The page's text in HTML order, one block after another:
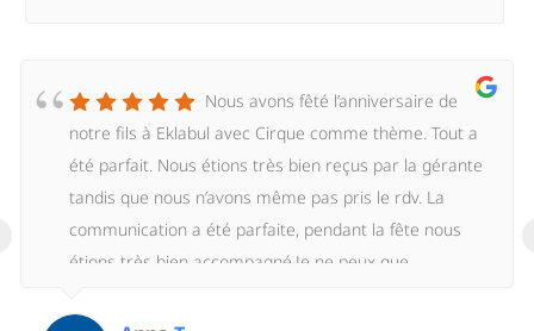
Nous avons fêté l’anniversaire de
notre fils à Eklabul avec Cirque comme thème. Tout a
été parfait. Nous étions très bien reçus par la gérante
tandis que nous n’avons même pas pris le rdv. La
communication a été parfaite, pendant la fête nous
étions très bien accompagné.Je ne peux que
merci à toute l’équipe!